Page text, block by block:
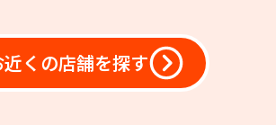
くの店舗を探す